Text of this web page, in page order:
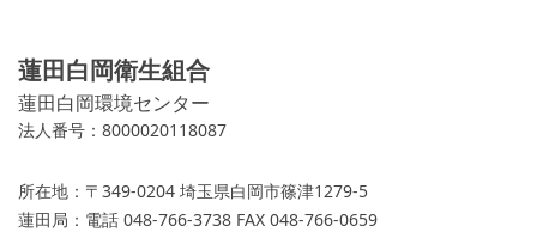
蓮田白岡衛生組合
蓮田白岡環境センター
法人番号：8000020118087
所在地： 〒349-0204 埼玉県白岡市篠津1279-5
蓮田局： 電話 048-766-3738 FAX 048-766-0659